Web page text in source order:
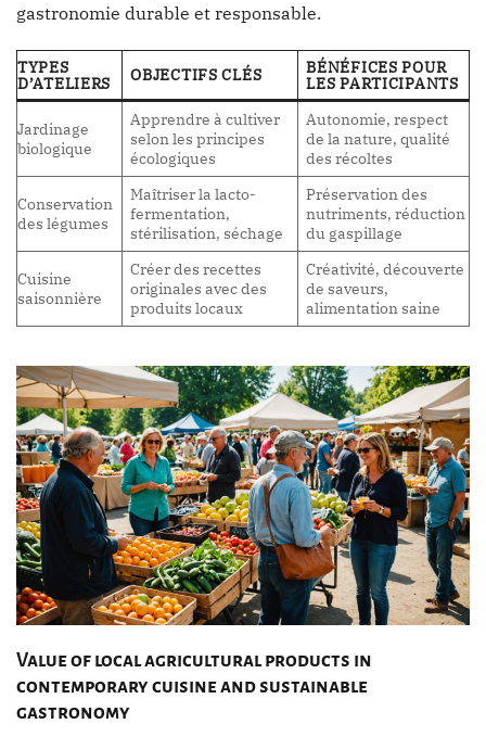
gastronomie durable et responsable.
TYPES
D’ATELIERS OBJECTIFS CLÉS BÉNÉFICES POUR
LES PARTICIPANTS
Jardinage
biologique
Apprendre à cultiver
selon les principes
écologiques
Autonomie, respect
de la nature, qualité
des récoltes
Conservation
des légumes
Maîtriser la lacto-
fermentation,
stérilisation, séchage
Préservation des
nutriments, réduction
du gaspillage
Cuisine
saisonnière
Créer des recettes
originales avec des
produits locaux
Créativité, découverte
de saveurs,
alimentation saine
Value of local agricultural products in
contemporary cuisine and sustainable
gastronomy